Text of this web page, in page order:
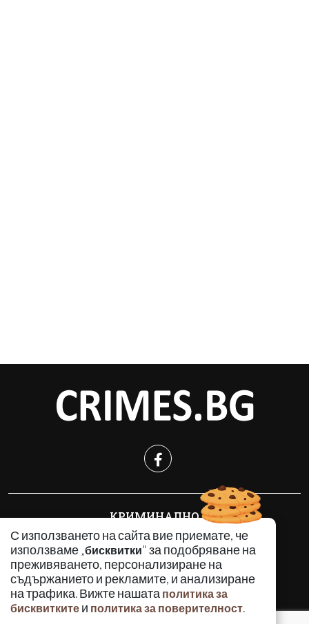
С използването на сайта вие приемате, че
използваме „бисквитки" за подобряване на
преживяването, персонализиране на
съдържанието и рекламите, и анализиране
на трафика. Вижте нашата политика за
бисквитките и политика за поверителност.
КРИМИНАЛНО
ИНЦИДЕНТИ
АНАЛИЗИ
ПО СВЕТА
ВОДЕЩИ ТЕМИ